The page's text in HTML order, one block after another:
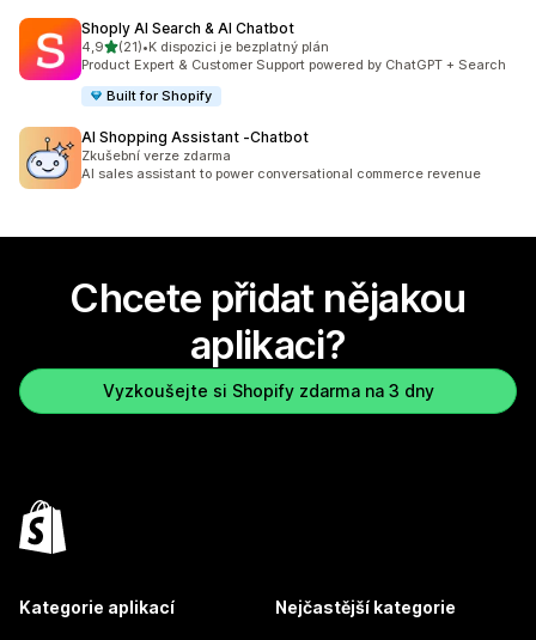
Shoply AI Search & AI Chatbot
4,9z 5 hvězd
(21)
Celkový počet recenzí: 21
•K dispozici je bezplatný plán
Product Expert & Customer Support powered by ChatGPT + Search
Built for Shopify
AI Shopping Assistant ‑Chatbot
Zkušební verze zdarma
AI sales assistant to power conversational commerce revenue
Chcete přidat nějakou
aplikaci?
Vyzkoušejte si Shopify zdarma na 3 dny
Kategorie aplikací Nejčastější kategorie